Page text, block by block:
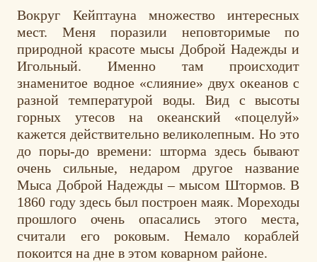
Вокруг Кейптауна множество интересных
мест. Меня поразили неповторимые по
природной красоте мысы Доброй Надежды и
Игольный. Именно там происходит
знаменитое водное «слияние» двух океанов с
разной температурой воды. Вид с высоты
горных утесов на океанский «поцелуй»
кажется действительно великолепным. Но это
до поры-до времени: шторма здесь бывают
очень сильные, недаром другое название
Мыса Доброй Надежды – мысом Штормов. В
1860 году здесь был построен маяк. Мореходы
прошлого очень опасались этого места,
считали его роковым. Немало кораблей
покоится на дне в этом коварном районе.